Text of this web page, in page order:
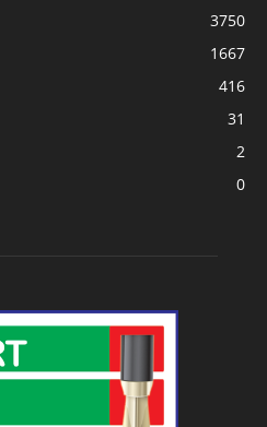
3750
1667
416
31
2
0